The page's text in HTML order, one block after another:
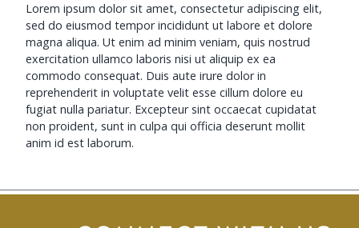
Lorem ipsum dolor sit amet, consectetur adipiscing elit,
sed do eiusmod tempor incididunt ut labore et dolore
magna aliqua. Ut enim ad minim veniam, quis nostrud
exercitation ullamco laboris nisi ut aliquip ex ea
commodo consequat. Duis aute irure dolor in
reprehenderit in voluptate velit esse cillum dolore eu
fugiat nulla pariatur. Excepteur sint occaecat cupidatat
non proident, sunt in culpa qui officia deserunt mollit
anim id est laborum.